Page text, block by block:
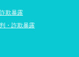
欺暴露
・詐欺暴露